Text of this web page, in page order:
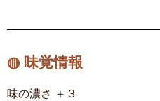
◍ 味覚情報
味の濃さ ＋３